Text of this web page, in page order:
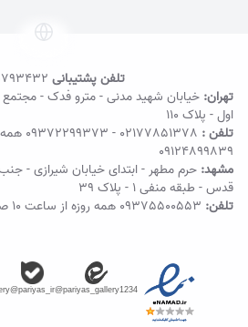
تلفن پشتیبانی
تهران: خیابان شهید مدنی - مترو فدک - مجتمع
اول - پلاک ۱۱۰
تلفن : 02177851378
-
09372299373 همه روزه
09124899839
مشهد: حرم مطهر - ابتدای خیابان شیرازی -
قدس - طبقه منفی ۱ - پلاک 39
تلفن: 09375500553 همه روزه از ساعت ۱۰ صبح تا ۱۱ شب
@pariyas_gallery1234
@pariyas_ir